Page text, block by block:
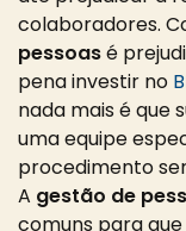
colaboradores.
pessoasé
pena investir no
nada mais é que
uma equipe
procedimento
A gestão de
comuns para